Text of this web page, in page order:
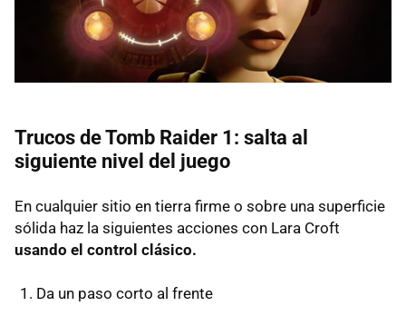
Trucos de Tomb Raider 1: salta al
siguiente nivel del juego
En cualquier sitio en tierra firme o sobre una superficie
sólida haz la siguientes acciones con Lara Croft
usando el control clásico.
Da un paso corto al frente